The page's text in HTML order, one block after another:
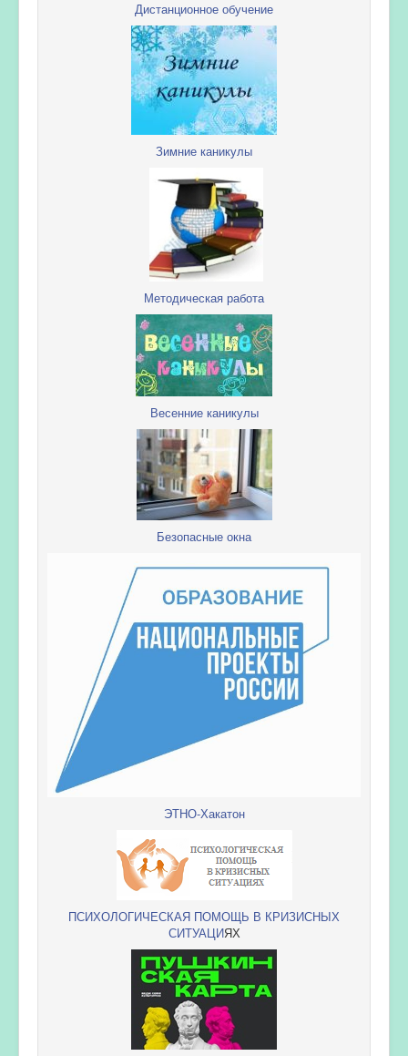
Дистанционное обучение
Зимние каникулы
Методическая работа
Весенние каникулы
Безопасные окна
ЭТНО-Хакатон
ПСИХОЛОГИЧЕСКАЯ ПОМОЩЬ В КРИЗИСНЫХ
СИТУАЦИЯХ